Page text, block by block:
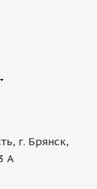
г. Брянск,
А